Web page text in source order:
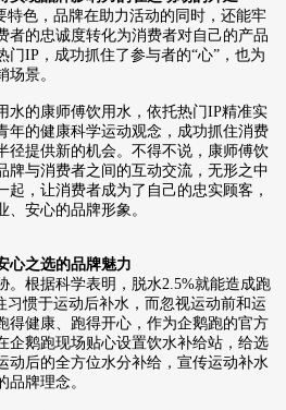
特色，品牌在助力活动的同时，还能牢
者的忠诚度转化为消费者对自己的产品
门IP，成功抓住了参与者的“心”，也为
景。
水的康师傅饮用水，依托热门IP精准实
年的健康科学运动观念，成功抓住消费
径提供新的机会。不得不说，康师傅饮
牌与消费者之间的互动交流，无形之中
，让消费者成为了自己的忠实顾客，
安心的品牌形象。
心之选的品牌魅力
。根据科学表明，脱水2.5%就能造成跑
习惯于运动后补水，而忽视运动前和运
得健康、跑得开心，作为企鹅跑的官方
企鹅跑现场贴心设置饮水补给站，给选
动后的全方位水分补给，宣传运动补水
牌理念。